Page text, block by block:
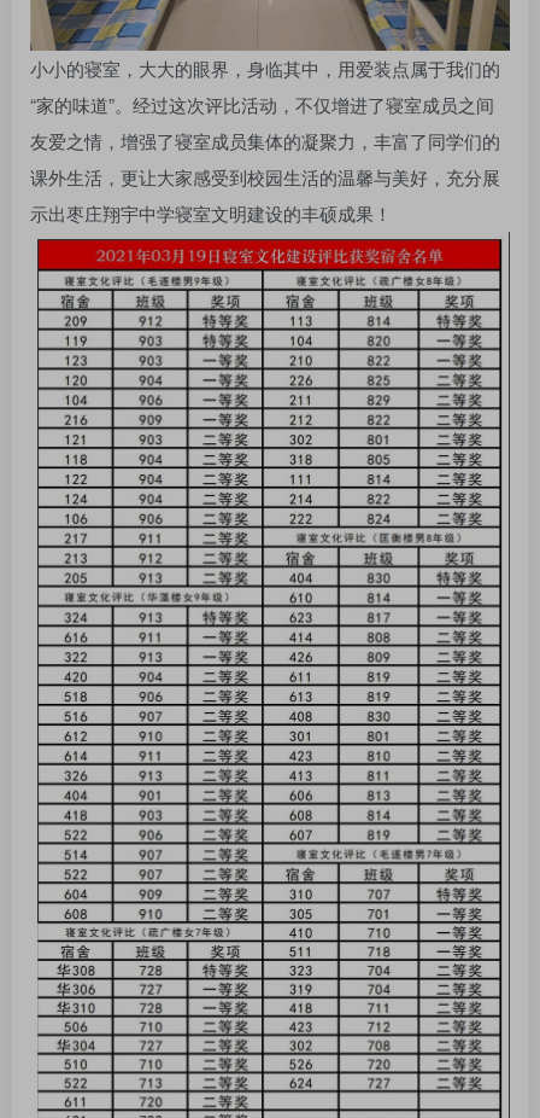
小小的寝室，大大的眼界，身临其中，用爱装点属于我们的
“家的味道”。经过这次评比活动，不仅增进了寝室成员之间
友爱之情，增强了寝室成员集体的凝聚力，丰富了同学们的
课外生活，更让大家感受到校园生活的温馨与美好，充分展
示出枣庄翔宇中学寝室文明建设的丰硕成果！